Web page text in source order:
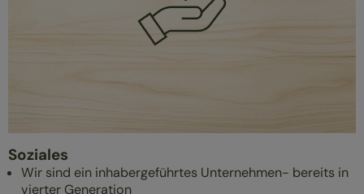
Soziales
Wir sind ein inhabergeführtes Unternehmen- bereits in
vierter Generation